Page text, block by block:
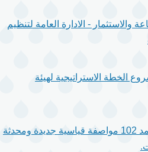
والاستثمار - الادارة العامة لتنظيم
الخطة الاستراتيجية لهيئة
القائم بأعمال وزير الاقتصاد يعتمد 102 مواصفة قياسية جديدة ومحدثة